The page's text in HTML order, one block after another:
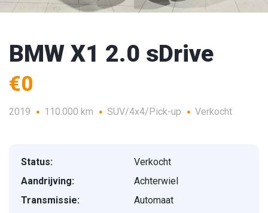
BMW X1 2.0 sDrive
€0
2019 110.000 km SUV/4x4/Pick-up Verkocht
Status:
Verkocht
Aandrijving:
Achterwiel
Transmissie:
Automaat